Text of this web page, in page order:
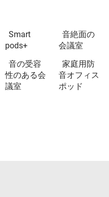
Smart
pods+
音絶面の
会議室
音の受容
性のある会
議室
家庭用防
音オフィス
ポッド